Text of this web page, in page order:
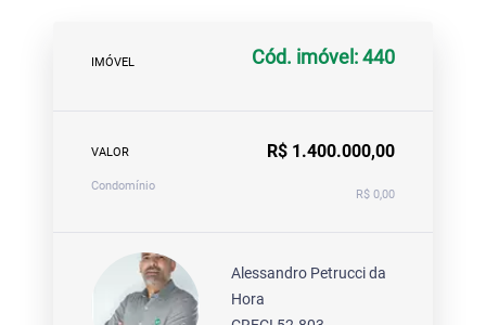
IMÓVEL Cód. imóvel: 440
VALOR R$ 1.400.000,00
Condomínio
R$ 0,00
Alessandro Petrucci da
Hora